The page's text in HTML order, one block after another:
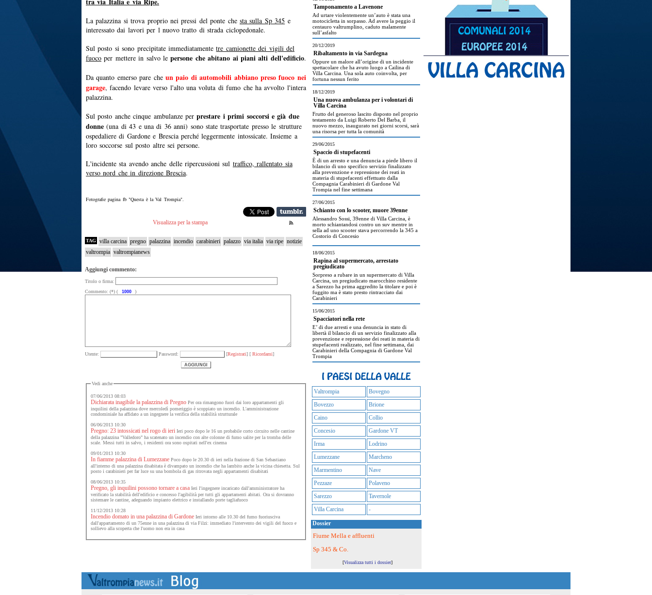
La palazzina si trova proprio nei pressi del ponte che sta sulla Sp 345 e
interessato dai lavori per l nuovo tratto di strada ciclopedonale.
Sul posto si sono precipitate immediatamentetre camionette dei vigili del
fuoco per mettere in salvo lepersone che abitano ai piani alti dell'edificio.
Da quanto emerso pare che un paio di automobili abbiano preso fuoco nei
garage, facendo levare verso l'alto una voluta di fumo che ha avvolto l'intera
palazzina.
Sul posto anche cinque ambulanze per prestare i primi soccorsi e già due
donne (una di 43 e una di 36 anni) sono state trasportate presso le strutture
ospedaliere di Gardone e Brescia perché leggermente intossicate. Insieme a
loro soccorse sul posto altre sei persone.
L'incidente sta avendo anche delle ripercussioni sul traffico, rallentato sia
verso nord che in direzione Brescia.
Fotografie pagina fb "Questa è la Val Trompia".
Visualizza per la stampa
TAG villa carcina pregno palazzina incendio carabinieri palazzo via italia via ripe notizie
valtrompia valtrompianews
Aggiungi commento:
Titolo o firma:
Commento: (*) (
)
Utente: Password: [Registrati] [ Ricordami]
Vedi anche
07/06/2013 08:03
Dichiarata inagibile la palazzina di PregnoPer ora rimangono fuori dai loro appartamenti gli
inquilini della palazzina dove mercoledì pomeriggio è scoppiato un incendio. L'amministrazione
condominiale ha affidato a un ingegnere la verifica della stabilità strutturale
06/06/2013 10:30
Pregno: 23 intossicati nel rogo di ieriIeri poco dopo le 16 un probabile corto circuito nelle cantine
della palazzina "Valledoro" ha scatenato un incendio con alte colonne di fumo salite per la tromba delle
scale. Messi tutti in salvo, i residenti ora sono ospitati nell'ex cinema
09/01/2013 10:30
In fiamme palazzina di LumezzanePoco dopo le 20.30 di ieri nella frazione di San Sebastiano
all'interno di una palazzina disabitata è divampato un incendio che ha lambito anche la vicina chiesetta. Sul
posto i carabinieri per far luce su una bombola di gas ritrovata negli appartamenti disabitati
08/06/2013 10:35
Pregno, gli inquilini possono tornare a casaIeri l'ingegnere incaricato dall'amministratore ha
verificato la stabilità dell'edificio e concesso l'agibilità per tutti gli appartamenti abitati. Ora si dovranno
sistemare le cantine, adeguando impianto elettrico e installando porte tagliafuoco
11/12/2013 10:28
Incendio domato in una palazzina di GardoneIeri intorno alle 10.30 del fumo fuoriusciva
dall'appartamento di un 75enne in una palazzina di via Filzi: immediato l'intervento dei vigili del fuoco e
sollievo alla scoperta che l'uomo non era in casa
Tamponamento a Lavenone
Ad urtare violentemente un’auto è stata una
motocicletta in sorpasso. Ad avere la peggio il
centauro valtrumplino, caduto malamente
sull’asfalto
20/12/2019
Ribaltamento in via Sardegna
Oppure un malore all’origine di un incidente
spettacolare che ha avuto luogo a Cailina di
Villa Carcina. Una sola auto coinvolta, per
fortuna nessun ferito
18/12/2019
Una nuova ambulanza per i volontari di
Villa Carcina
Frutto del generoso lascito disposto nel proprio
testamento da Luigi Roberto Del Barba, il
nuovo mezzo, inaugurato nei giorni scorsi, sarà
una risorsa per tutta la comunità
29/06/2015
Spaccio di stupefacenti
È di un arresto e una denuncia a piede libero il
bilancio di uno specifico servizio finalizzato
alla prevenzione e repressione dei reati in
materia di stupefacenti effettuato dalla
Compagnia Carabinieri di Gardone Val
Trompia nel fine settimana
27/06/2015
Schianto con lo scooter, muore 39enne
Alessandro Sossi, 39enne di Villa Carcina, è
morto schiantandosi contro un suv mentre in
sella ad uno scooter stava percorrendo la 345 a
Costorio di Concesio
18/06/2015
Rapina al supermercato, arrestato
pregiudicato
Sorpreso a rubare in un supermercato di Villa
Carcina, un pregiudicato marocchino residente
a Sarezzo ha prima aggredito la titolare e poi è
fuggito ma è stato presto rintracciato dai
Carabinieri
15/06/2015
Spacciatori nella rete
E’ di due arresti e una denuncia in stato di
libertà il bilancio di un servizio finalizzato alla
prevenzione e repressione dei reati in materia di
stupefacenti realizzato, nel fine settimana, dai
Carabinieri della Compagnia di Gardone Val
Trompia
Valtrompia
Bovegno
Bovezzo
Brione
Caino
Collio
Concesio
Gardone VT
Irma
Lodrino
Lumezzane
Marcheno
Marmentino
Nave
Pezzaze
Polaveno
Sarezzo
Tavernole
Villa Carcina
-
Dossier
Fiume Mella e affluenti
Sp 345 & Co.
[Visualizza tutti i dossier]